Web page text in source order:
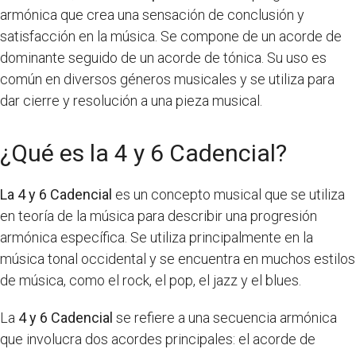
armónica que crea una sensación de conclusión y
satisfacción en la música. Se compone de un acorde de
dominante seguido de un acorde de tónica. Su uso es
común en diversos géneros musicales y se utiliza para
dar cierre y resolución a una pieza musical.
¿Qué es la 4 y 6 Cadencial?
La 4 y 6 Cadencial es un concepto musical que se utiliza
en teoría de la música para describir una progresión
armónica específica. Se utiliza principalmente en la
música tonal occidental y se encuentra en muchos estilos
de música, como el rock, el pop, el jazz y el blues.
La 4 y 6 Cadencial se refiere a una secuencia armónica
que involucra dos acordes principales: el acorde de